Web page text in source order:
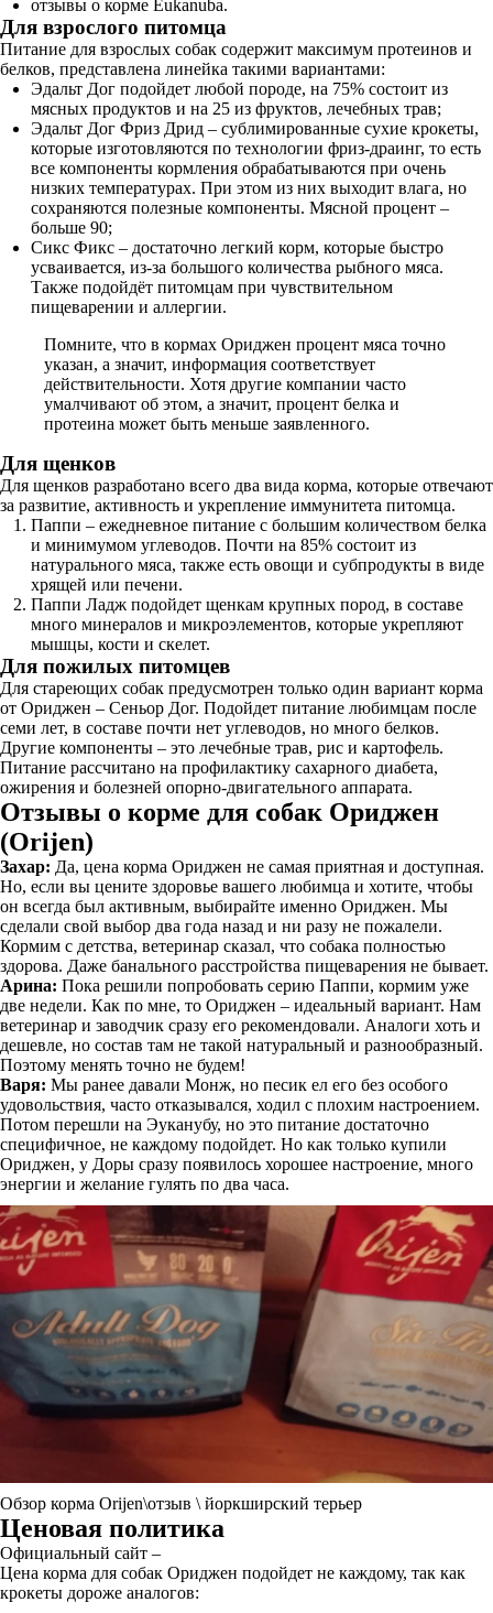
отзывы о корме Eukanuba.
Для взрослого питомца
Питание для взрослых собак содержит максимум протеинов и
белков, представлена линейка такими вариантами:
Эдальт Дог подойдет любой породе, на 75% состоит из
мясных продуктов и на 25 из фруктов, лечебных трав;
Эдальт Дог Фриз Дрид – сублимированные сухие крокеты,
которые изготовляются по технологии фриз-драинг, то есть
все компоненты кормления обрабатываются при очень
низких температурах. При этом из них выходит влага, но
сохраняются полезные компоненты. Мясной процент –
больше 90;
Сикс Фикс – достаточно легкий корм, которые быстро
усваивается, из-за большого количества рыбного мяса.
Также подойдёт питомцам при чувствительном
пищеварении и аллергии.
Помните, что в кормах Ориджен процент мяса точно
указан, а значит, информация соответствует
действительности. Хотя другие компании часто
умалчивают об этом, а значит, процент белка и
протеина может быть меньше заявленного.
Для щенков
Для щенков разработано всего два вида корма, которые отвечают
за развитие, активность и укрепление иммунитета питомца.
Паппи – ежедневное питание с большим количеством белка
и минимумом углеводов. Почти на 85% состоит из
натурального мяса, также есть овощи и субпродукты в виде
хрящей или печени.
Паппи Ладж подойдет щенкам крупных пород, в составе
много минералов и микроэлементов, которые укрепляют
мышцы, кости и скелет.
Для пожилых питомцев
Для стареющих собак предусмотрен только один вариант корма
от Ориджен – Сеньор Дог. Подойдет питание любимцам после
семи лет, в составе почти нет углеводов, но много белков.
Другие компоненты – это лечебные трав, рис и картофель.
Питание рассчитано на профилактику сахарного диабета,
ожирения и болезней опорно-двигательного аппарата.
Отзывы о корме для собак Ориджен
(Orijen)
Захар: Да, цена корма Ориджен не самая приятная и доступная.
Но, если вы цените здоровье вашего любимца и хотите, чтобы
он всегда был активным, выбирайте именно Ориджен. Мы
сделали свой выбор два года назад и ни разу не пожалели.
Кормим с детства, ветеринар сказал, что собака полностью
здорова. Даже банального расстройства пищеварения не бывает.
Арина: Пока решили попробовать серию Паппи, кормим уже
две недели. Как по мне, то Ориджен – идеальный вариант. Нам
ветеринар и заводчик сразу его рекомендовали. Аналоги хоть и
дешевле, но состав там не такой натуральный и разнообразный.
Поэтому менять точно не будем!
Варя: Мы ранее давали Монж, но песик ел его без особого
удовольствия, часто отказывался, ходил с плохим настроением.
Потом перешли на Эуканубу, но это питание достаточно
специфичное, не каждому подойдет. Но как только купили
Ориджен, у Доры сразу появилось хорошее настроение, много
энергии и желание гулять по два часа.
Обзор корма Orijen\отзыв \ йоркширский терьер
Ценовая политика
Официальный сайт –
Цена корма для собак Ориджен подойдет не каждому, так как
крокеты дороже аналогов: